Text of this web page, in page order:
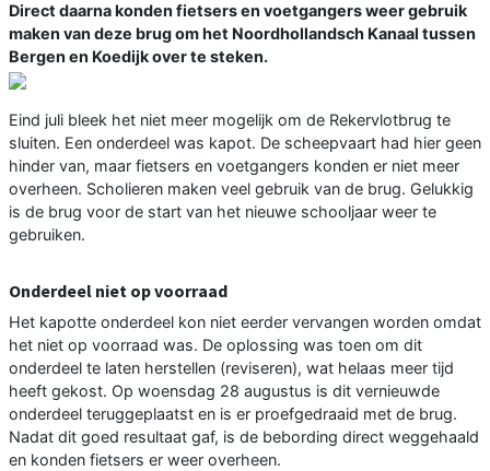
Direct daarna konden fietsers en voetgangers weer gebruik
maken van deze brug om het Noordhollandsch Kanaal tussen
Bergen en Koedijk over te steken.
Eind juli bleek het niet meer mogelijk om de Rekervlotbrug te
sluiten. Een onderdeel was kapot. De scheepvaart had hier geen
hinder van, maar fietsers en voetgangers konden er niet meer
overheen. Scholieren maken veel gebruik van de brug. Gelukkig
is de brug voor de start van het nieuwe schooljaar weer te
gebruiken.
Onderdeel niet op voorraad
Het kapotte onderdeel kon niet eerder vervangen worden omdat
het niet op voorraad was. De oplossing was toen om dit
onderdeel te laten herstellen (reviseren), wat helaas meer tijd
heeft gekost. Op woensdag 28 augustus is dit vernieuwde
onderdeel teruggeplaatst en is er proefgedraaid met de brug.
Nadat dit goed resultaat gaf, is de bebording direct weggehaald
en konden fietsers er weer overheen.